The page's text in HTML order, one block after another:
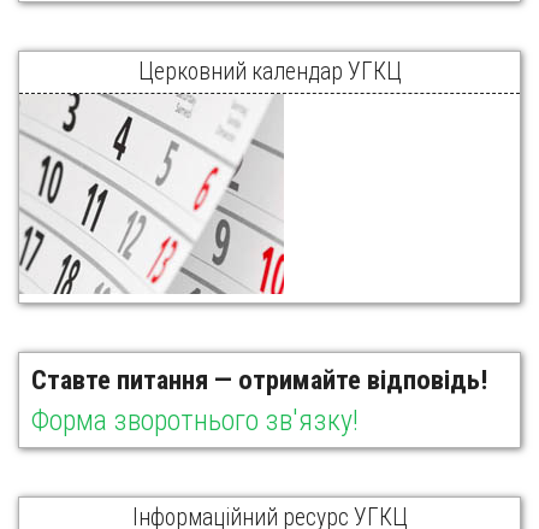
Церковний календар УГКЦ
Ставте питання — отримайте відповідь!
Форма зворотнього зв'язку!
Інформаційний ресурс УГКЦ